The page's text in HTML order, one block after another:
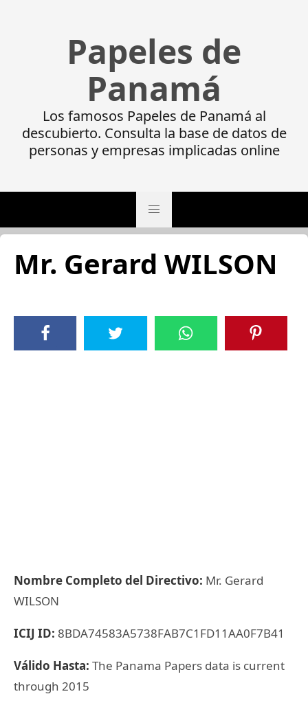
Papeles de
Panamá
Los famosos Papeles de Panamá al
descubierto. Consulta la base de datos de
personas y empresas implicadas online
Mr. Gerard WILSON
Nombre Completo del Directivo: Mr. Gerard
WILSON
ICIJ ID: 8BDA74583A5738FAB7C1FD11AA0F7B41
Válido Hasta: The Panama Papers data is current
through 2015